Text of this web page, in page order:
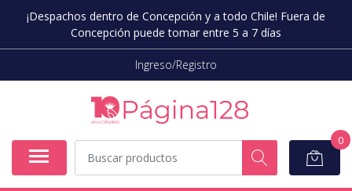
¡Despachos dentro de Concepción y a todo Chile! Fuera de
Concepción puede tomar entre 5 a 7 días
Ingreso/Registro
0